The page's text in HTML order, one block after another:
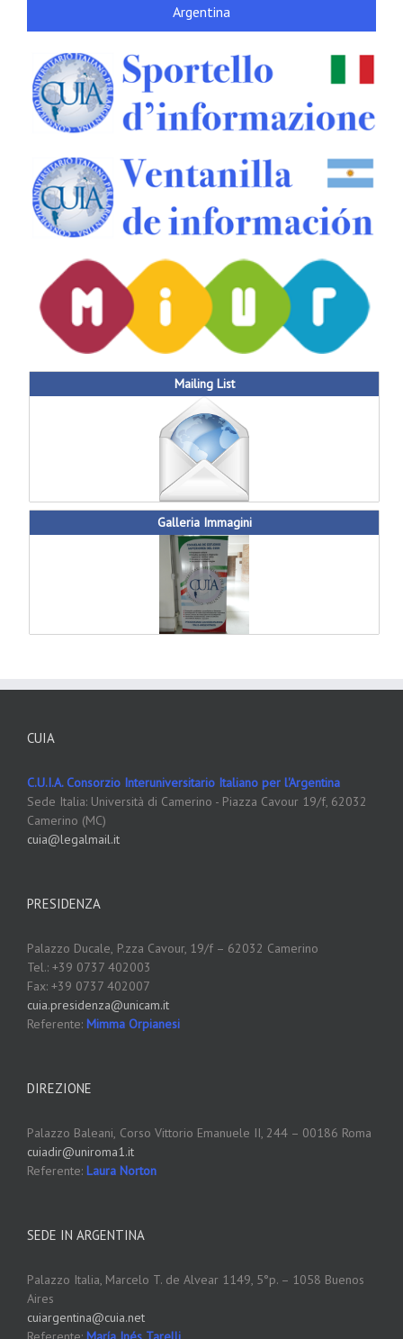
Argentina
Mailing List
Galleria Immagini
CUIA
C.U.I.A. Consorzio Interuniversitario Italiano per l'Argentina
Sede Italia: Università di Camerino - Piazza Cavour 19/f, 62032
Camerino (MC)
cuia@legalmail.it
PRESIDENZA
Palazzo Ducale, P.zza Cavour, 19/f – 62032 Camerino
Tel.: +39 0737 402003
Fax: +39 0737 402007
cuia.presidenza@unicam.it
Referente: Mimma Orpianesi
DIREZIONE
Palazzo Baleani, Corso Vittorio Emanuele II, 244 – 00186 Roma
cuiadir@uniroma1.it
Referente: Laura Norton
SEDE IN ARGENTINA
Palazzo Italia, Marcelo T. de Alvear 1149, 5°p. – 1058 Buenos
Aires
cuiargentina@cuia.net